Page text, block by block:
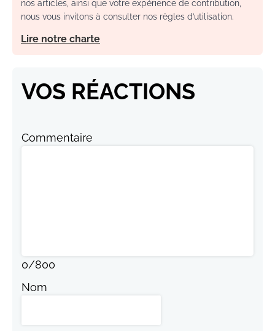
nos articles, ainsi que votre expérience de contribution,
nous vous invitons à consulter nos règles d’utilisation.
Lire notre charte
VOS RÉACTIONS
Commentaire
0/800
Nom